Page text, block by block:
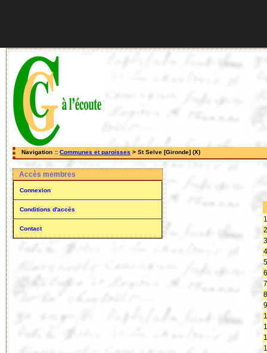
Navigation :: Communes et paroisses > St Selve [Gironde] (X)
Accès membres
Connexion
Conditions d'accès
Contact